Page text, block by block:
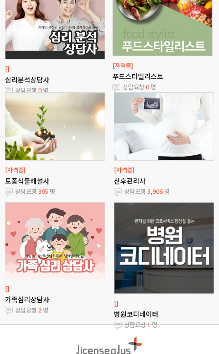
[]
심리분석상담사
상담요청 0 명
[자격증]
푸드스타일리스트
상담요청 0명
[자격증]
토종식물해설사
상담요청 305 명
[자격증]
산후관리사
상담요청 3,906명
[]
가족심리상담사
상담요청 2 명
[]
병원코디네이터
상담요청1명